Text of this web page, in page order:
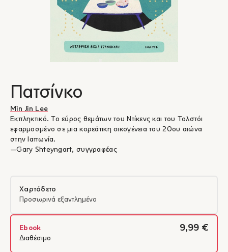
Πατσίνκο
Min Jin Lee
Εκπληκτικό. Το εύρος θεμάτων του Ντίκενς και του Τολστόι
εφαρμοσμένo σε μια κορεάτικη οικογένεια του 20ου αιώνα
στην Ιαπωνία.
―Gary Shteyngart, συγγραφέας
Χαρτόδετο
Προσωρινά εξαντλημένο
Ebook 9,99 €
Διαθέσιμο